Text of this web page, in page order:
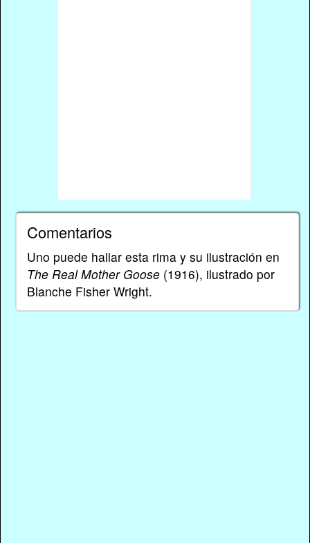
Comentarios
Uno puede hallar esta rima y su ilustración en
The Real Mother Goose(1916), ilustrado por
Blanche Fisher Wright.